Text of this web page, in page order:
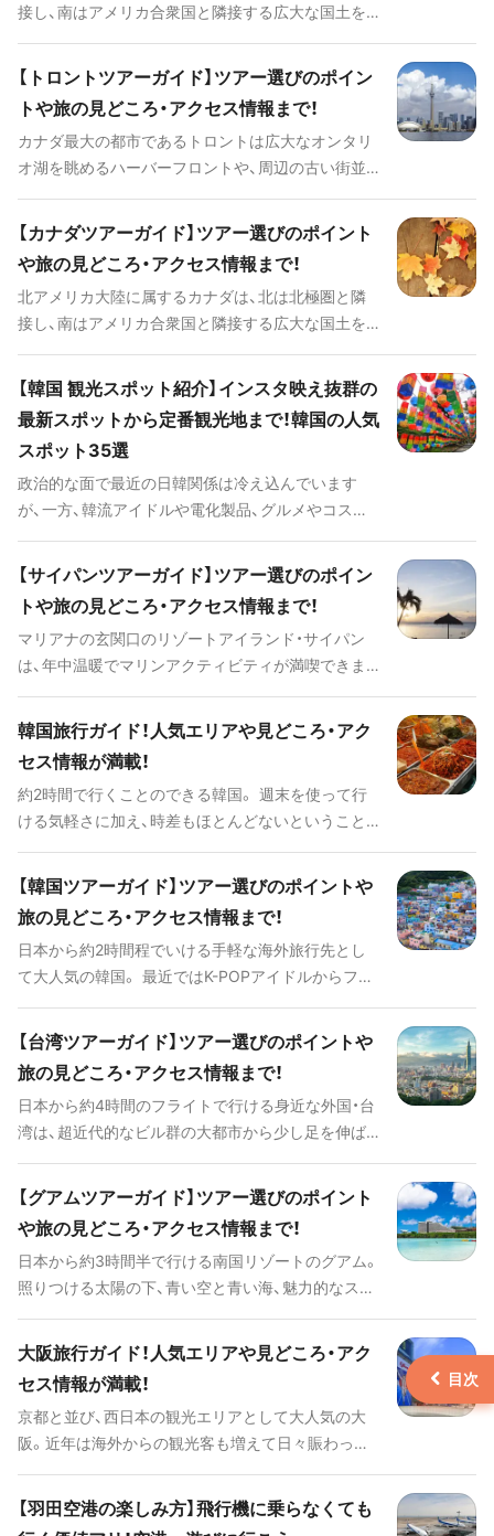
ちろんのこと、イスラム圏の人たちに親しまれるエ
リアやおしゃれなスイーツが堪能できるカフェま
で、見どころがたくさんあって観光にはピッタリの
な見どころを9つピックアップし、たっぷりとご紹介
していきます。
接し、南はアメリカ合衆国と隣接する広大な国土を
済・エンターテイメントの最先端をゆく大都市と、季
節ごとにさまざまな表情を見せる大自然が共存する
カナダは、いつ誰と訪れても楽しめる場所だといえ
ます。 この記事では、定番の観光スポットや必ず食
べたい絶品グルメ、そして主要都市ごとの交通手段
やアクセスに関する情報まで、カナダ旅行に役立つ
情報をたっぷりご紹介していきます。
【トロントツアーガイド】ツアー選びのポイン
トや旅の見どころ・アクセス情報まで！
カナダ最大の都市であるトロントは広大なオンタリ
オ湖を眺めるハーバーフロントや、周辺の古い街並
のダウンタウンが一望できるCNタワーなど世界的
に有名な観光スポットが多数あります。スポーツ観
戦や美術館、ショッピングスポットやグルメスポッ
トも充実しているほか、ナイアガラの滝へのアクセ
スも便利なトロントの観光情報をご紹介します。
【カナダツアーガイド】ツアー選びのポイント
や旅の見どころ・アクセス情報まで！
北アメリカ大陸に属するカナダは、北は北極圏と隣
接し、南はアメリカ合衆国と隣接する広大な国土を
比較的新しい国ではあるものの、トロントやバンク
ーバーなどの経済やエンターテイメントの最先端を
ゆく大都市と、季節ごとにさまざまな表情を見せる
大自然が共存するカナダは、いつ誰が訪れても楽し
める魅力的な場所です。 この記事では、カナダを旅
行する際に必見のスポットや代表的なイベント、そ
を検討している場合には、ぜひ参考にしてみてくだ
さい。
【韓国 観光スポット紹介】インスタ映え抜群の
最新スポットから定番観光地まで！韓国の人気
スポット35選
政治的な面で最近の日韓関係は冷え込んでいます
が、一方、韓流アイドルや電化製品、グルメやコスメ
の韓国。日本との距離が近く、気軽に行ける海外旅行
先として注目の国と言えるでしょう。一度のみなら
ず何度も訪れている方も多いのではないでしょう
か。 今回は、そんな韓国で定番の歴史を堪能するス
ポットや思わず写真に残したくなる最新インスタ映
えスポットなどをご紹介します。また、韓国に旅行が
決まったらまず確認しておきたい、韓国へのアクセ
プデート出来るイベントまで、韓国旅行を思い切り
楽しむための情報が満載です。ぜひ参考にしてみて
下さい。
【サイパンツアーガイド】ツアー選びのポイン
トや旅の見どころ・アクセス情報まで！
マリアナの玄関口のリゾートアイランド・サイパン
は、年中温暖でマリンアクティビティが満喫できま
さんの熱帯魚とふれあえます。サンセットを眺めて
まったりしたり、アメリカングルメで腹ごしらえも。
南国の非日常を体感して、思いっきりリフレッシュ
できます。こぢんまりとしていることから、特に女子
旅や子供連れにも最適です。 ツアー選びのポイント
から、サイパンの基本情報、地上の楽園・サイパンの
魅力をご紹介します。
韓国旅行ガイド！人気エリアや見どころ・アク
セス情報が満載！
約2時間で行くことのできる韓国。 週末を使って行
ける気軽さに加え、時差もほとんどないということ
ッピングををはじめとする王道観光スポットはもち
ろん、インスタ映えするカフェや壁などのフォトジ
ェニックスポット、意外に知られていないビーチリ
ゾートまで韓国の旅行に関する情報を一挙ご紹介し
ます。
【韓国ツアーガイド】ツアー選びのポイントや
旅の見どころ・アクセス情報まで！
日本から約2時間程でいける手軽な海外旅行先とし
て大人気の韓国。 最近ではK-POPアイドルからファ
ルチャーやトレンドが大流行しています。伝統的な
歴史の趣を感じる場所から、ビーチリゾート、ショッ
ピングエリアに至るまで様々な観光スポットがあ
り、それぞれ個性的な魅力に溢れています。日本から
出発する韓国ツアーもそんな魅力を存分に満喫でき
るものが数多く設定されています。ツアー選びのポ
イントやコツ、見どころや観光スポット、公共交通機
ご紹介します。
【台湾ツアーガイド】ツアー選びのポイントや
旅の見どころ・アクセス情報まで！
日本から約4時間のフライトで行ける身近な外国・台
湾は、超近代的なビル群の大都市から少し足を伸ば
しめます。そして、多民族の伝統や歴史が融合して独
特の文化を持っています。 高級料理からご当地メニ
ュー、スイーツ、お茶まで奥深い食文化を堪能した
り、アートのような現代建築や歴史ある宗教建築や
素晴らしい美術品を見てまわったり、色々な楽しみ
方ができます。 今回は、人気のツアープランからツ
アー選びのポイントやコツ、見どころや観光スポッ
役立つ情報をご紹介します。
【グアムツアーガイド】ツアー選びのポイント
や旅の見どころ・アクセス情報まで！
日本から約3時間半で行ける南国リゾートのグアム。
照りつける太陽の下、青い空と青い海、魅力的なスポ
ィで満喫できます。 美しいサンセットや離島の雰囲
気は、日頃の喧騒を忘れられるリフレッシュにもっ
てこい。買い物好きならショッピングモールで自分
へのお土産探し、ボリューム満点のアメリカングル
メに舌鼓もいいですね。たくさんの魅力が凝縮され
ているグアムをご紹介します！
大阪旅行ガイド！人気エリアや見どころ・アク
セス情報が満載！
京都と並び、西日本の観光エリアとして大人気の大
阪。近年は海外からの観光客も増えて日々賑わって
ルメとアミューズメント。そこかしこにあるたこ焼
きやお好み焼きなどの「粉もの」屋さんと、ド派手な
【羽田空港の楽しみ方】飛行機に乗らなくても